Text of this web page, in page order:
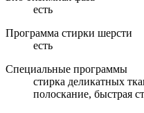
есть
Программа стирки шерсти
есть
Специальные программы
стирка деликатных
полоскание, быстрая